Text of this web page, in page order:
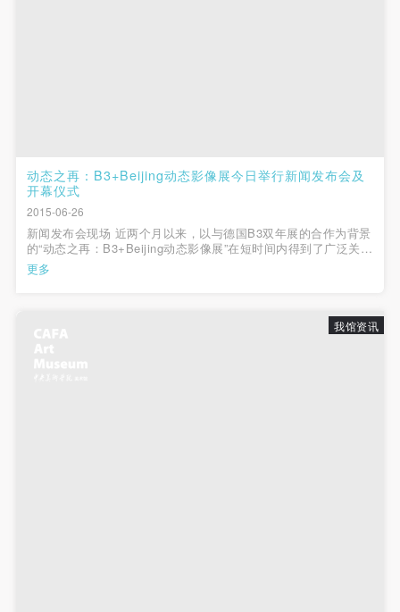
动态之再：B3+Beijing动态影像展今日举行新闻发布会及
开幕仪式
2015-06-26
新闻发布会现场 近两个月以来，以与德国B3双年展的合作为背景
的“动态之再：B3+Beijing动态影像展”在短时间内得到了广泛关
注。这场集聚了数十位策展人与六十余位参展艺术家的新型展览
于5月27日下午在中央美术学院美术馆举行了新闻发布会并正式拉
更多
我馆资讯